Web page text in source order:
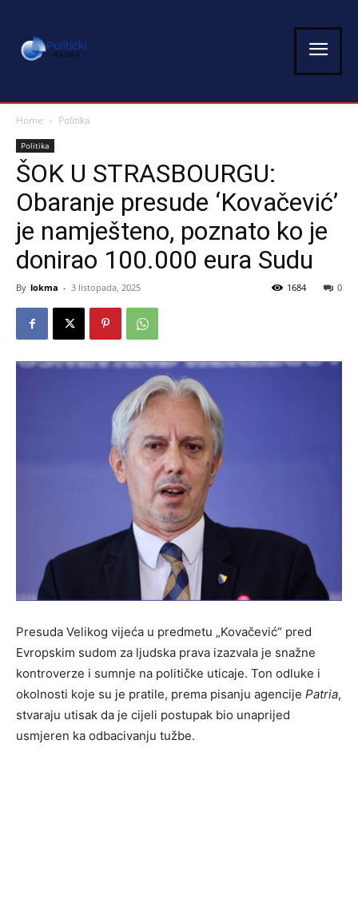
Home Politika
Politika
ŠOK U STRASBOURGU:
Obaranje presude ‘Kovačević’
je namješteno, poznato ko je
donirao 100.000 eura Sudu
By lokma - 3 listopada, 2025 0
1684
Presuda Velikog vijeća u predmetu „Kovačević“ pred
Evropskim sudom za ljudska prava izazvala je snažne
kontroverze i sumnje na političke uticaje. Ton odluke i
okolnosti koje su je pratile, prema pisanju agencije Patria,
stvaraju utisak da je cijeli postupak bio unaprijed
usmjeren ka odbacivanju tužbe.